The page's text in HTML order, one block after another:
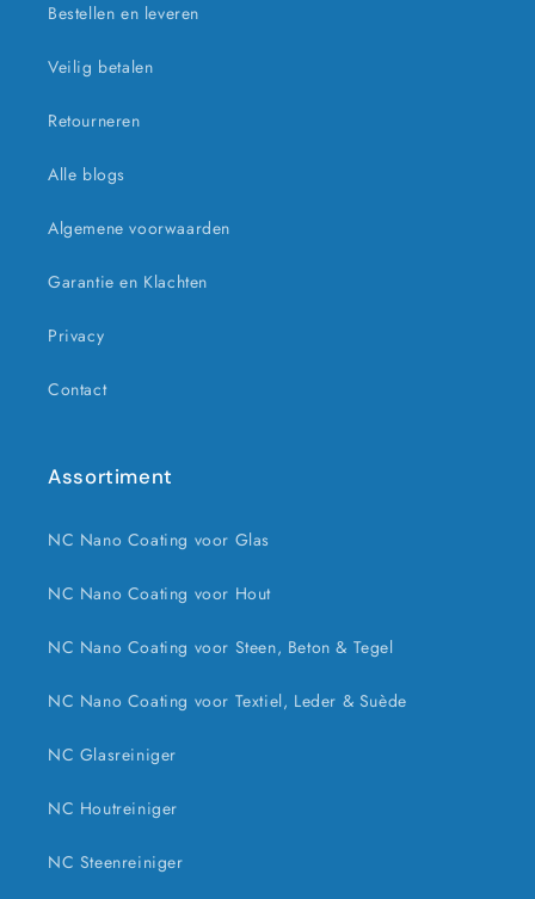
Bestellen en leveren
Veilig betalen
Retourneren
Alle blogs
Algemene voorwaarden
Garantie en Klachten
Privacy
Contact
Assortiment
NC Nano Coating voor Glas
NC Nano Coating voor Hout
NC Nano Coating voor Steen, Beton & Tegel
NC Nano Coating voor Textiel, Leder & Suède
NC Glasreiniger
NC Houtreiniger
NC Steenreiniger